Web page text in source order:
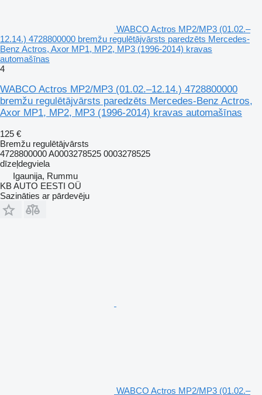
WABCO Actros MP2/MP3 (01.02.–
12.14.) 4728800000 bremžu regulētājvārsts paredzēts Mercedes-
Benz Actros, Axor MP1, MP2, MP3 (1996-2014) kravas
automašīnas
4
WABCO Actros MP2/MP3 (01.02.–12.14.) 4728800000
bremžu regulētājvārsts paredzēts Mercedes-Benz Actros,
Axor MP1, MP2, MP3 (1996-2014) kravas automašīnas
125 €
Bremžu regulētājvārsts
4728800000 A0003278525 0003278525
dīzeļdegviela
Igaunija, Rummu
KB AUTO EESTI OÜ
Sazināties ar pārdevēju
WABCO Actros MP2/MP3 (01.02.–